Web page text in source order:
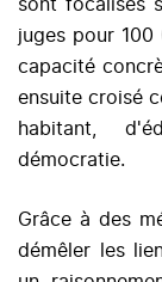
sont focalisés
juges pour
capacité
ensuite croisé
habitant,
démocratie.
Grâce à des
démêler les